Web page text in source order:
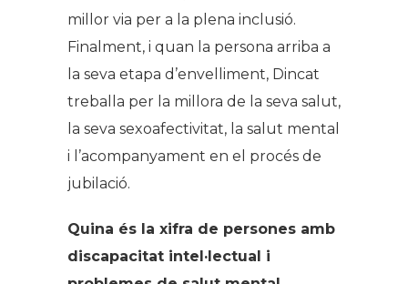
millor via per a la plena inclusió.
Finalment, i quan la persona arriba a
la seva etapa d’envelliment, Dincat
treballa per la millora de la seva salut,
la seva sexoafectivitat, la salut mental
i l’acompanyament en el procés de
jubilació.
Quina és la xifra de persones amb
discapacitat intel·lectual i